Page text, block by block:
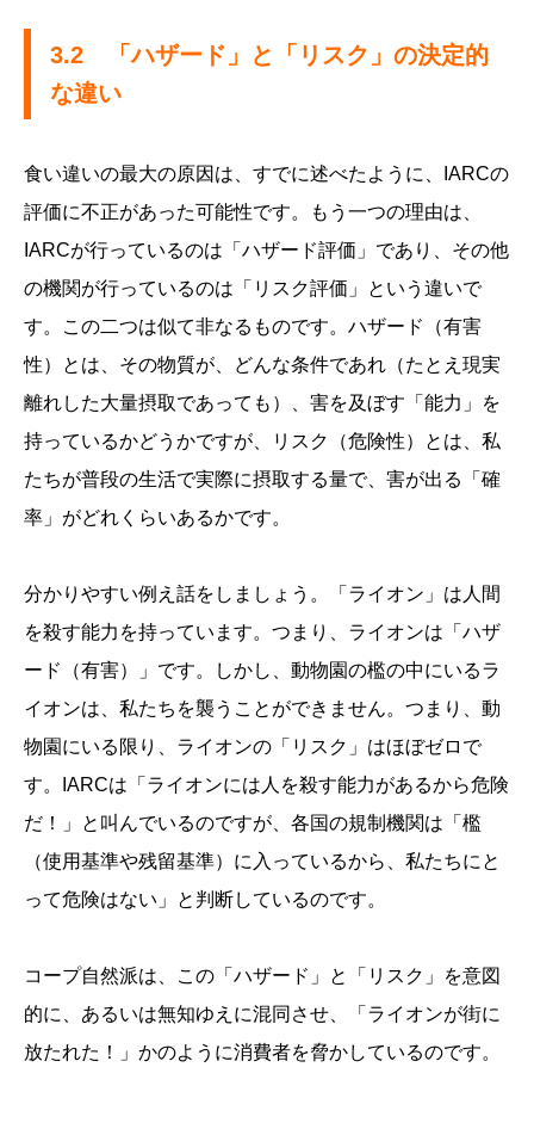
3.2 「ハザード」と「リスク」の決定的
な違い
食い違いの最大の原因は、すでに述べたように、IARCの
評価に不正があった可能性です。もう一つの理由は、
IARCが行っているのは「ハザード評価」であり、その他
の機関が行っているのは「リスク評価」という違いで
す。この二つは似て非なるものです。ハザード（有害
性）とは、その物質が、どんな条件であれ（たとえ現実
離れした大量摂取であっても）、害を及ぼす「能力」を
持っているかどうかですが、リスク（危険性）とは、私
たちが普段の生活で実際に摂取する量で、害が出る「確
率」がどれくらいあるかです。
分かりやすい例え話をしましょう。「ライオン」は人間
を殺す能力を持っています。つまり、ライオンは「ハザ
ード（有害）」です。しかし、動物園の檻の中にいるラ
イオンは、私たちを襲うことができません。つまり、動
物園にいる限り、ライオンの「リスク」はほぼゼロで
す。IARCは「ライオンには人を殺す能力があるから危険
だ！」と叫んでいるのですが、各国の規制機関は「檻
（使用基準や残留基準）に入っているから、私たちにと
って危険はない」と判断しているのです。
コープ自然派は、この「ハザード」と「リスク」を意図
的に、あるいは無知ゆえに混同させ、「ライオンが街に
放たれた！」かのように消費者を脅かしているのです。